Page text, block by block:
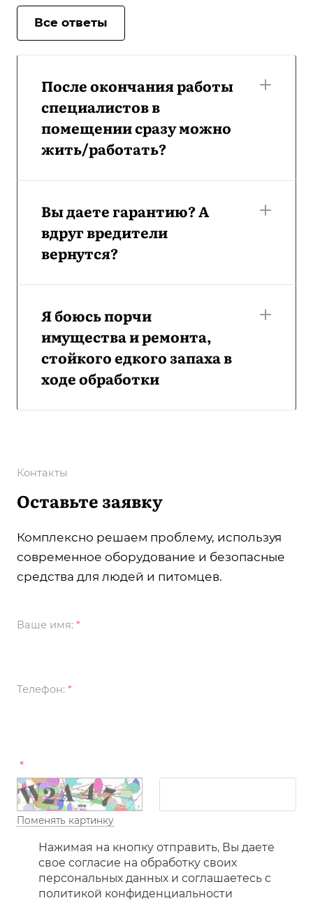
Все ответы
После окончания работы
специалистов в
помещении сразу можно
жить/работать?
Вы даете гарантию? А
вдруг вредители
вернутся?
Я боюсь порчи
имущества и ремонта,
стойкого едкого запаха в
ходе обработки
Контакты
Оставьте заявку
Комплексно решаем проблему, используя
современное оборудование и безопасные
средства для людей и питомцев.
Ваше имя: *
Телефон: *
*
Поменять картинку
Нажимая на кнопку отправить, Вы даете
свое согласие на обработку своих
персональных данных и соглашаетесь с
политикой конфиденциальности